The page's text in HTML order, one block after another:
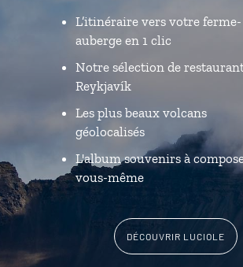
L’itinéraire vers votre ferme-
auberge en 1 clic
Notre sélection de
Reykjavík
Les plus beaux volcans
géolocalisés
L'album souvenirs à
vous-même
DÉCOUVRIR LUCIOLE